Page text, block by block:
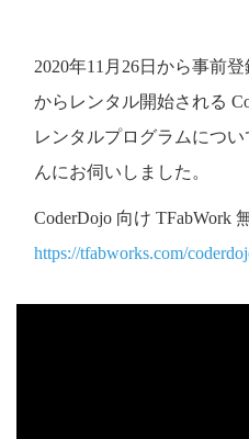
2020年11月26日から事前
からレンタル開始される
レンタルプログラムについ
んにお伺いしました。
CoderDojo 向け TFabWork
https://tfabworks.com/